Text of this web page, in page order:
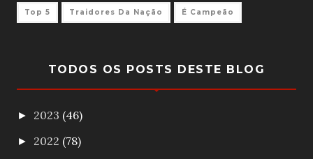
Top 5 Traidores Da Nação É Campeão
TODOS OS POSTS DESTE BLOG
► 2023 (46)
► 2022 (78)